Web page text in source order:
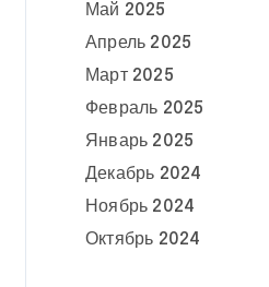
Май 2025
Апрель 2025
Март 2025
Февраль 2025
Январь 2025
Декабрь 2024
Ноябрь 2024
Октябрь 2024